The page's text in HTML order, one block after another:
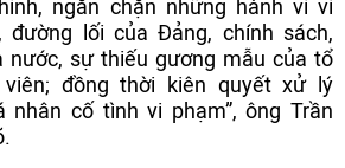
ngăn chặn những hành vi vi
đường lối của Đảng, chính sách,
nước, sự thiếu gương mẫu của tổ
đồng thời kiên quyết xử lý
nhân cố tình vi phạm”, ông Trần